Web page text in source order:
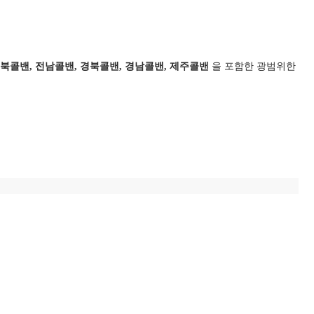
콜밴, 전남콜밴, 경북콜밴, 경남콜밴, 제주콜밴 을 포함한 광범위한